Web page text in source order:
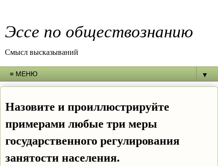
Эссе по обществознанию
Смысл высказываний
▼
Назовите и проиллюстрируйте
примерами любые три меры
государственного регулирования
занятости населения.